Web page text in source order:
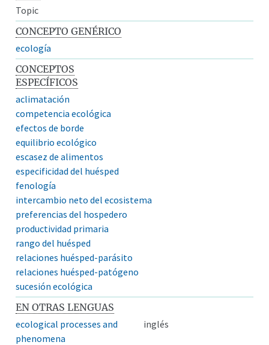
Topic
CONCEPTO GENÉRICO
ecología
CONCEPTOS
ESPECÍFICOS
aclimatación
competencia ecológica
efectos de borde
equilibrio ecológico
escasez de alimentos
especificidad del huésped
fenología
intercambio neto del ecosistema
preferencias del hospedero
productividad primaria
rango del huésped
relaciones huésped-parásito
relaciones huésped-patógeno
sucesión ecológica
EN OTRAS LENGUAS
ecological processes and
phenomena
inglés